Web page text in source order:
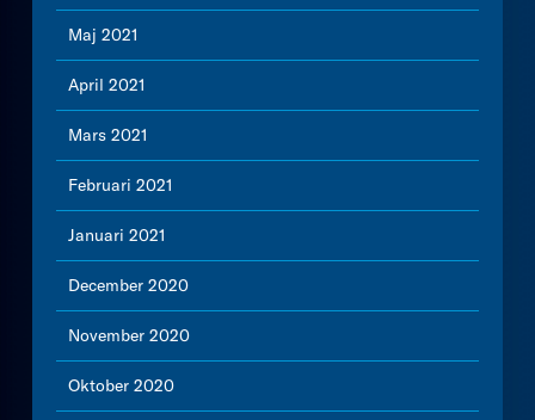
Maj 2021
April 2021
Mars 2021
Februari 2021
Januari 2021
December 2020
November 2020
Oktober 2020